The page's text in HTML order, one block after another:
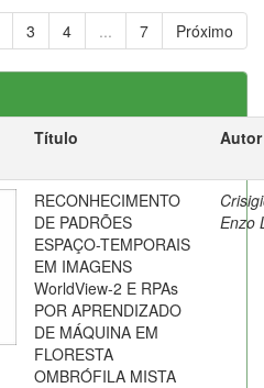
3 4 ... 7 Próximo
Título Autor
RECONHECIMENTO
DE PADRÕES
ESPAÇO-TEMPORAIS
EM IMAGENS
WorldView-2 E RPAs
POR APRENDIZADO
DE MÁQUINA EM
FLORESTA
OMBRÓFILA MISTA
Enzo